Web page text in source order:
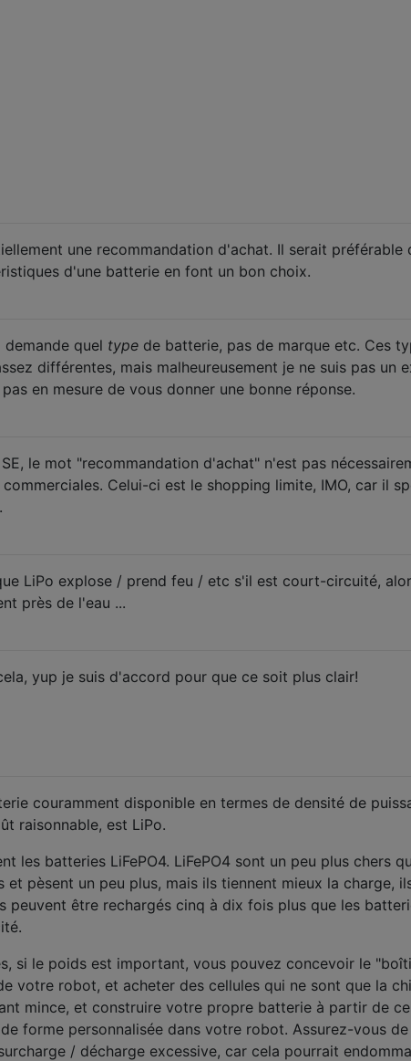
une recommandation d'achat. Il serait préférable
d'une batterie en font un bon choix.
quel type de batterie, pas de marque etc. Ces
différentes, mais malheureusement je ne suis pas un
en mesure de vous donner une bonne réponse.
le mot "recommandation d'achat" n'est pas
Celui-ci est le shopping limite, IMO, car il
LiPo explose / prend feu / etc s'il est court-circuité,
près de l'eau ...
yup je suis d'accord pour que ce soit plus clair!
couramment disponible en termes de densité de
raisonnable, est LiPo.
les batteries LiFePO4. LiFePO4 sont un peu plus chers
et pèsent un peu plus, mais ils tiennent mieux la charge,
peuvent être rechargés cinq à dix fois plus que les
si le poids est important, vous pouvez concevoir le
votre robot, et acheter des cellules qui ne sont que la
mince, et construire votre propre batterie à partir de
forme personnalisée dans votre robot. Assurez-vous de
/ décharge excessive, car cela pourrait